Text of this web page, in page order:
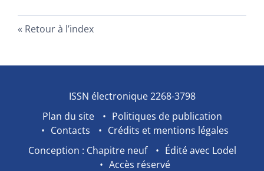
Retour à l’index
ISSN électronique 2268-3798
Plan du site
Politiques de publication
Contacts
Crédits et mentions légales
Conception : Chapitre neuf
Édité avec Lodel
Accès réservé